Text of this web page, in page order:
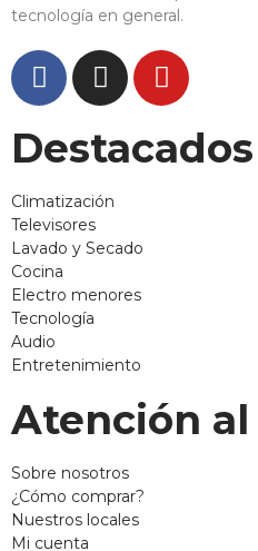
tecnología en general.
Destacados
Climatización
Televisores
Lavado y Secado
Cocina
Electro menores
Tecnología
Audio
Entretenimiento
Atención
Sobre nosotros
¿Cómo comprar?
Nuestros locales
Mi cuenta